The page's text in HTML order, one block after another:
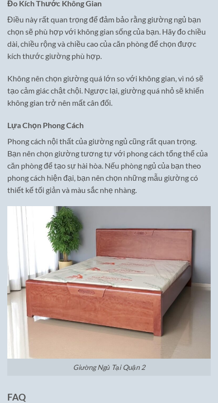
Đo Kích Thước Không Gian
Điều này rất quan trọng để đảm bảo rằng giường ngủ bạn
chọn sẽ phù hợp với không gian sống của bạn. Hãy đo chiều
dài, chiều rộng và chiều cao của căn phòng để chọn được
kích thước giường phù hợp.
Không nên chọn giường quá lớn so với không gian, vì nó sẽ
tạo cảm giác chật chội. Ngược lại, giường quá nhỏ sẽ khiến
không gian trở nên mất cân đối.
Lựa Chọn Phong Cách
Phong cách nội thất của giường ngủ cũng rất quan trọng.
Bạn nên chọn giường tương tự với phong cách tổng thể của
căn phòng để tạo sự hài hòa. Nếu phòng ngủ của bạn theo
phong cách hiện đại, bạn nên chọn những mẫu giường có
thiết kế tối giản và màu sắc nhẹ nhàng.
Giường Ngủ Tại Quận 2
FAQ